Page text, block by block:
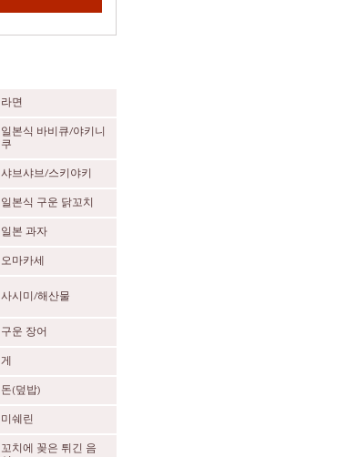
라면
일본식 바비큐/야키니
쿠
샤브샤브/스키야키
일본식 구운 닭꼬치
일본 과자
오마카세
사시미/해산물
구운 장어
게
돈(덮밥)
미쉐린
꼬치에 꽂은 튀긴 음